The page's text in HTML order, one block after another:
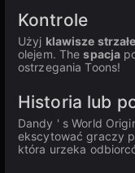
Kontrole
Użyj klawisze
olejem. Thespacja
ostrzegania Toons!
Historia lub
Dandy ' s World
ekscytować graczy
która urzeka